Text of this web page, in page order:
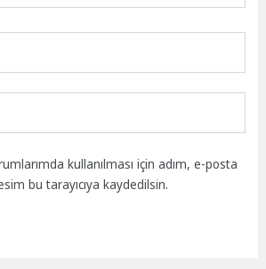
kullanılması için adım, e-posta
bu tarayıcıya kaydedilsin.